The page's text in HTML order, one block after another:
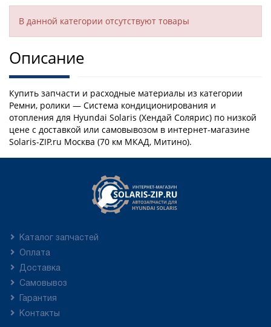
В данной категории отсутствуют товары
Описание
Купить запчасти и расходные материалы из категории
Ремни, ролики — Система кондиционирования и
отопления для Hyundai Solaris (Хендай Солярис) по низкой
цене с доставкой или самовывозом в интернет-магазине
Solaris-ZIP.ru Москва (70 км МКАД, Митино).
Каталог запчастей
Оплата
Доставка
Самовывоз
Гарантия
Контакты